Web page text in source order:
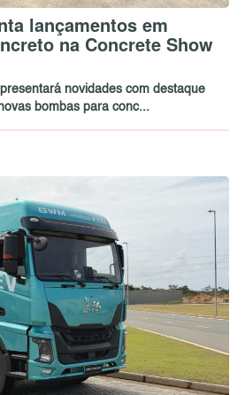
lançamentos em
na Concrete Show
novidades com destaque
bombas para conc...